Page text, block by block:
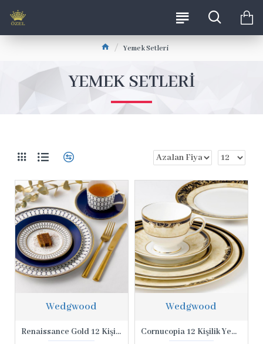
Yemek Setleri
YEMEK SETLERI
Wedgwood
Renaissance Gold 12 Kişilik Yemek Seti
Wedgwood
Cornucopia 12 Kişilik Yemek Seti